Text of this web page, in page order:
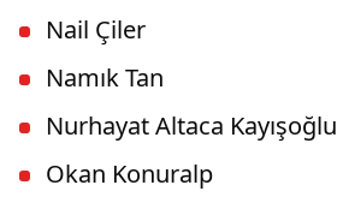
Nail Çiler
Namık Tan
Nurhayat Altaca Kayışoğlu
Okan Konuralp